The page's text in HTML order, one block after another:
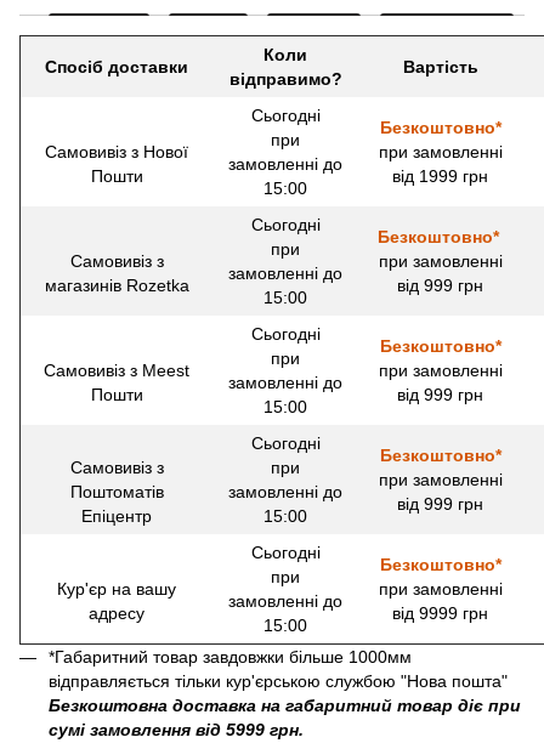
Спосіб доставки
Коли
відправимо?
Вартість
Самовивіз з Нової
Пошти
Сьогодні
при
замовленні до
15:00
Безкоштовно*
при замовленні
від 1999 грн
Самовивіз з
магазинів Rozetka
Сьогодні
при
замовленні до
15:00
Безкоштовно*
при замовленні
від 999 грн
Самовивіз з Meest
Пошти
Сьогодні
при
замовленні до
15:00
Безкоштовно*
при замовленні
від 999 грн
Самовивіз з
Поштоматів
Епіцентр
Сьогодні
при
замовленні до
15:00
Безкоштовно*
при замовленні
від 999 грн
Кур'єр на вашу
адресу
Сьогодні
при
замовленні до
15:00
Безкоштовно*
при замовленні
від 9999 грн
*Габаритний товар завдовжки більше 1000мм
відправляється тільки кур'єрською службою "Нова пошта"
Безкоштовна доставка на габаритний товар діє при
сумі замовлення від 5999 грн.